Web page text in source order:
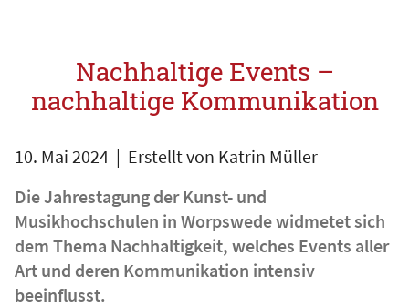
Nachhaltige Events –
nachhaltige Kommunikation
10. Mai 2024 | Erstellt von Katrin Müller
Die Jahrestagung der Kunst- und
Musikhochschulen in Worpswede widmetet sich
dem Thema Nachhaltigkeit, welches Events aller
Art und deren Kommunikation intensiv
beeinflusst.